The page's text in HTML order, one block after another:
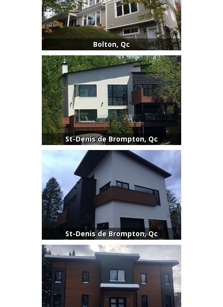
Bolton, Qc
St-Denis de Brompton, Qc
St-Denis de Brompton, Qc